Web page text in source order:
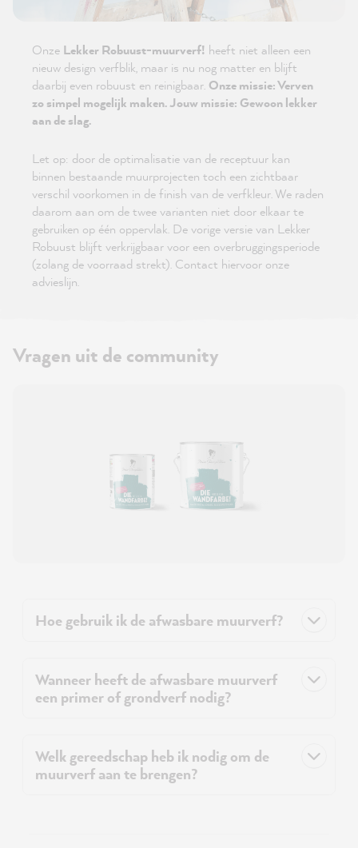
Onze Lekker Robuust-muurverf! heeft niet alleen een
nieuw design verfblik, maar is nu nog matter en blijft
daarbij even robuust en reinigbaar. Onze missie: Verven
zo simpel mogelijk maken. Jouw missie: Gewoon lekker
aan de slag.
Let op: door de optimalisatie van de receptuur kan
binnen bestaande muurprojecten toch een zichtbaar
verschil voorkomen in de finish van de verfkleur. We raden
daarom aan om de twee varianten niet door elkaar te
gebruiken op één oppervlak. De vorige versie van Lekker
Robuust blijft verkrijgbaar voor een overbruggingsperiode
(zolang de voorraad strekt). Contact hiervoor onze
advieslijn.
Vragen uit de community
Hoe gebruik ik de afwasbare muurverf?
Wanneer heeft de afwasbare muurverf
een primer of grondverf nodig?
Welk gereedschap heb ik nodig om de
muurverf aan te brengen?